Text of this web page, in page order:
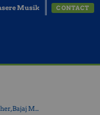
Musik CONTACT
Bajaj M...